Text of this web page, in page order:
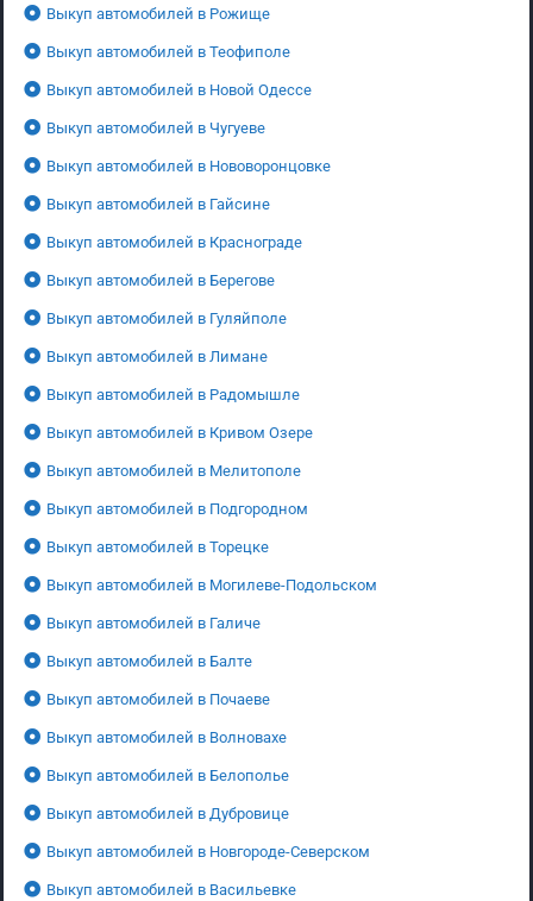
Выкуп автомобилей в Рожище
Выкуп автомобилей в Теофиполе
Выкуп автомобилей в Новой Одессе
Выкуп автомобилей в Чугуеве
Выкуп автомобилей в Нововоронцовке
Выкуп автомобилей в Гайсине
Выкуп автомобилей в Краснограде
Выкуп автомобилей в Берегове
Выкуп автомобилей в Гуляйполе
Выкуп автомобилей в Лимане
Выкуп автомобилей в Радомышле
Выкуп автомобилей в Кривом Озере
Выкуп автомобилей в Мелитополе
Выкуп автомобилей в Подгородном
Выкуп автомобилей в Торецке
Выкуп автомобилей в Могилеве-Подольском
Выкуп автомобилей в Галиче
Выкуп автомобилей в Балте
Выкуп автомобилей в Почаеве
Выкуп автомобилей в Волновахе
Выкуп автомобилей в Белополье
Выкуп автомобилей в Дубровице
Выкуп автомобилей в Новгороде-Северском
Выкуп автомобилей в Васильевке